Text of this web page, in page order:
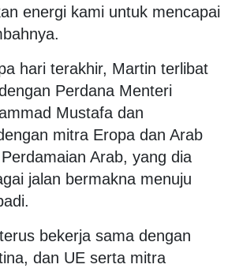
energi kami untuk mencapai
hari terakhir, Martin terlibat
Perdana Menteri
Mustafa dan
mitra Eropa dan Arab
Arab, yang dia
jalan bermakna menuju
bekerja sama dengan
dan UE serta mitra